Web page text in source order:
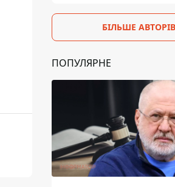
БІЛЬШЕ АВТОРІВ
ПОПУЛЯРНЕ